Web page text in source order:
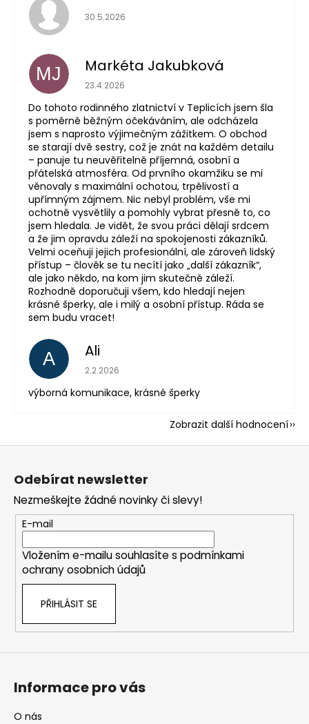
Hodnocení obchodu je 5 z 5 hvězdiček.
30.5.2026
MJ Markéta Jakubková
Hodnocení obchodu je 5 z 5 hvězdiček.
23.4.2026
Do tohoto rodinného zlatnictví v Teplicích jsem šla
s poměrně běžným očekáváním, ale odcházela
jsem s naprosto výjimečným zážitkem. O obchod
se starají dvě sestry, což je znát na každém detailu
– panuje tu neuvěřitelně příjemná, osobní a
přátelská atmosféra. Od prvního okamžiku se mi
věnovaly s maximální ochotou, trpělivostí a
upřímným zájmem. Nic nebyl problém, vše mi
ochotně vysvětlily a pomohly vybrat přesně to, co
jsem hledala. Je vidět, že svou práci dělají srdcem
a že jim opravdu záleží na spokojenosti zákazníků.
Velmi oceňuji jejich profesionální, ale zároveň lidský
přístup – člověk se tu necítí jako „další zákazník“,
ale jako někdo, na kom jim skutečně záleží.
Rozhodně doporučuji všem, kdo hledají nejen
krásné šperky, ale i milý a osobní přístup. Ráda se
sem budu vracet!
A Ali
Hodnocení obchodu je 5 z 5 hvězdiček.
2.2.2026
výborná komunikace, krásné šperky
Zobrazit další hodnocení
Z
Odebírat newsletter
Nezmeškejte žádné novinky či slevy!
E-mail
Vložením e-mailu souhlasíte s podmínkami
ochrany osobních údajů
PŘIHLÁSIT SE
Informace pro vás
O nás